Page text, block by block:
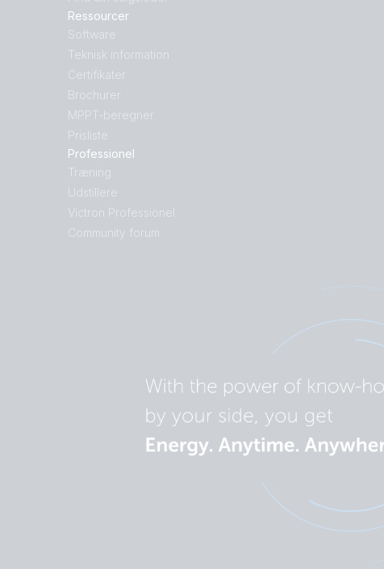
Ressourcer
Software
Teknisk information
Certifikater
Brochurer
MPPT-beregner
Prisliste
Professionel
Træning
Udstillere
Victron Professionel
Community forum